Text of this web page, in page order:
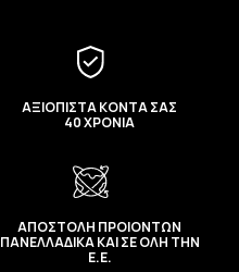
ΑΞΙΟΠΙΣΤΑ ΚΟΝΤΑ ΣΑΣ
40 ΧΡΟΝΙΑ
ΑΠΟΣΤΟΛΗ ΠΡΟΙΟΝΤΩΝ
ΠΑΝΕΛΛΑΔΙΚΑ ΚΑΙ ΣΕ ΟΛΗ ΤΗΝ
Ε.Ε.